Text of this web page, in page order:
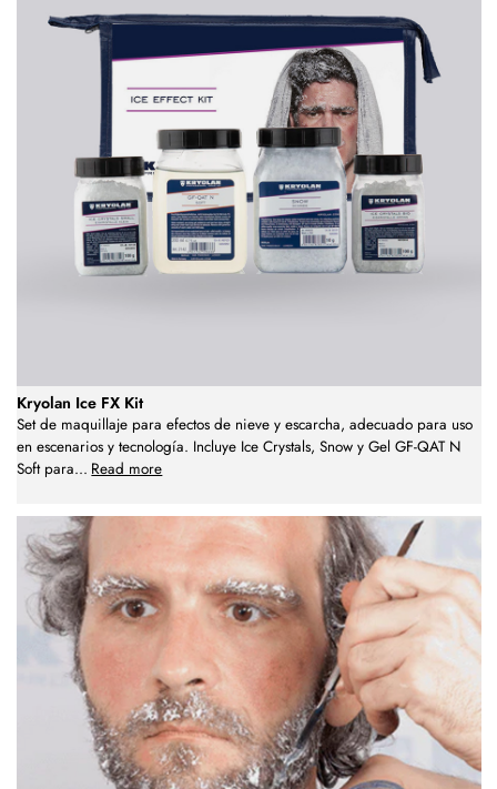
Kryolan Ice FX Kit
Set de maquillaje para efectos de nieve y escarcha, adecuado para uso
en escenarios y tecnología. Incluye Ice Crystals, Snow y Gel GF-QAT N
Soft para... Read more